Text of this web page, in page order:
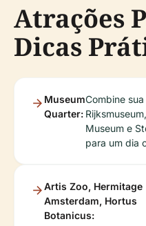
Atrações
Dicas
Museum
Quarter:
Combine
Museum e
para um dia
Artis Zoo, Hermitage
Amsterdam, Hortus
Botanicus: